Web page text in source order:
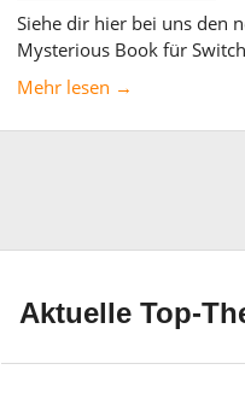
Siehe dir hier bei uns den
Mysterious Book für
Mehr lesen →
Aktuelle Top-